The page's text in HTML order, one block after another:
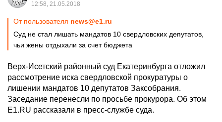
12:58, 21.05.2018
От пользователя news@e1.ru
Суд не стал лишать мандатов 10 свердловских депутатов,
чьи жены отдыхали за счет бюджета
Верх-Исетский районный суд Екатеринбурга отложил
рассмотрение иска свердловской прокуратуры о
лишении мандатов 10 депутатов Заксобрания.
Заседание перенесли по просьбе прокурора. Об этом
Е1.RU рассказали в пресс-службе суда.